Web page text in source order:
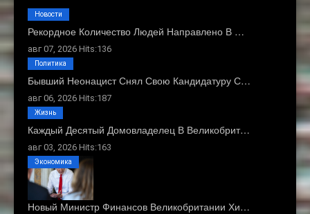
Рекордное Количество Людей Направлено В …
авг 07, 2026 Hits:136
Новости
Бывший Неонацист Снял Свою Кандидатуру С…
авг 06, 2026 Hits:187
Политика
Каждый Десятый Домовладелец В Великобрит…
авг 03, 2026 Hits:163
Жизнь
Новый Министр Финансов Великобритании Хи…
Экономика